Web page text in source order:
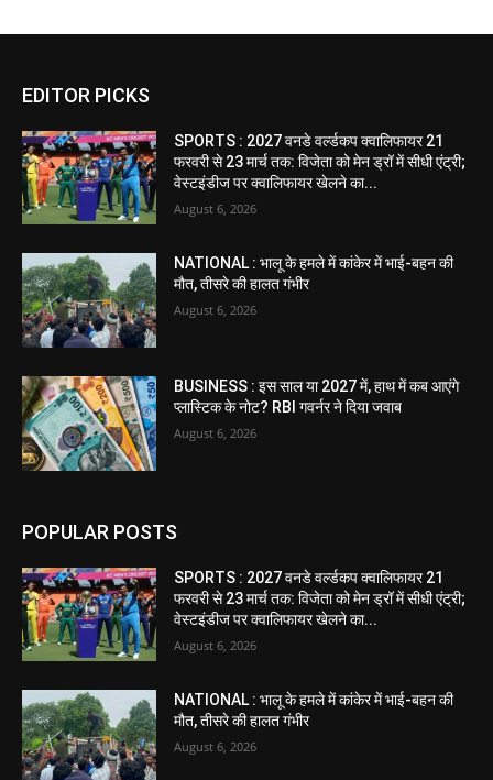
EDITOR PICKS
SPORTS : 2027 वनडे वर्ल्डकप क्वालिफायर 21
फरवरी से 23 मार्च तक: विजेता को मेन ड्रॉ में सीधी एंट्री;
वेस्टइंडीज पर क्वालिफायर खेलने का...
August 6, 2026
NATIONAL : भालू के हमले में कांकेर में भाई-बहन की
मौत, तीसरे की हालत गंभीर
August 6, 2026
BUSINESS : इस साल या 2027 में, हाथ में कब आएंगे
प्लास्टिक के नोट? RBI गवर्नर ने दिया जवाब
August 6, 2026
POPULAR POSTS
SPORTS : 2027 वनडे वर्ल्डकप क्वालिफायर 21
फरवरी से 23 मार्च तक: विजेता को मेन ड्रॉ में सीधी एंट्री;
वेस्टइंडीज पर क्वालिफायर खेलने का...
August 6, 2026
NATIONAL : भालू के हमले में कांकेर में भाई-बहन की
मौत, तीसरे की हालत गंभीर
August 6, 2026